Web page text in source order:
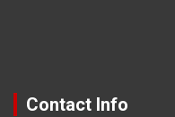
Contact Info